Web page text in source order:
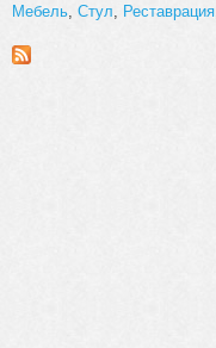
Мебель Стул Реставрация